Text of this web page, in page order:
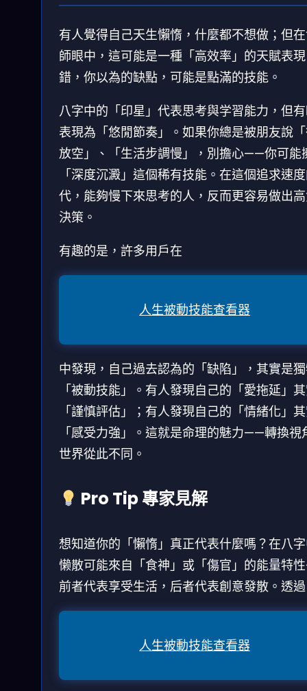
有人覺得自己天生懶惰，什麼都不想做；但
師眼中，這可能是一種「高效率」的天賦表
錯，你以為的缺點，可能是點滿的技能。
八字中的「印星」代表思考與学習能力，但
表現為「悠閒節奏」。如果你總是被朋友說
放空」、「生活步調慢」，別擔心——你可能
「深度沉澱」這個稀有技能。在這個追求速
代，能夠慢下來思考的人，反而更容易做出
決策。
有趣的是，許多用戶在
人生被動技能查看器
中發現，自己過去認為的「缺陷」，其實是
「被動技能」。有人發現自己的「愛拖延」
「謹慎評估」；有人發現自己的「情緒化」
「感受力強」。這就是命理的魅力——轉換視
世界從此不同。
Pro Tip 專家見解
想知道你的「懶惰」真正代表什麼嗎？在八
懒散可能來自「食神」或「傷官」的能量特
前者代表享受生活，后者代表創意發散。透過
人生被動技能查看器